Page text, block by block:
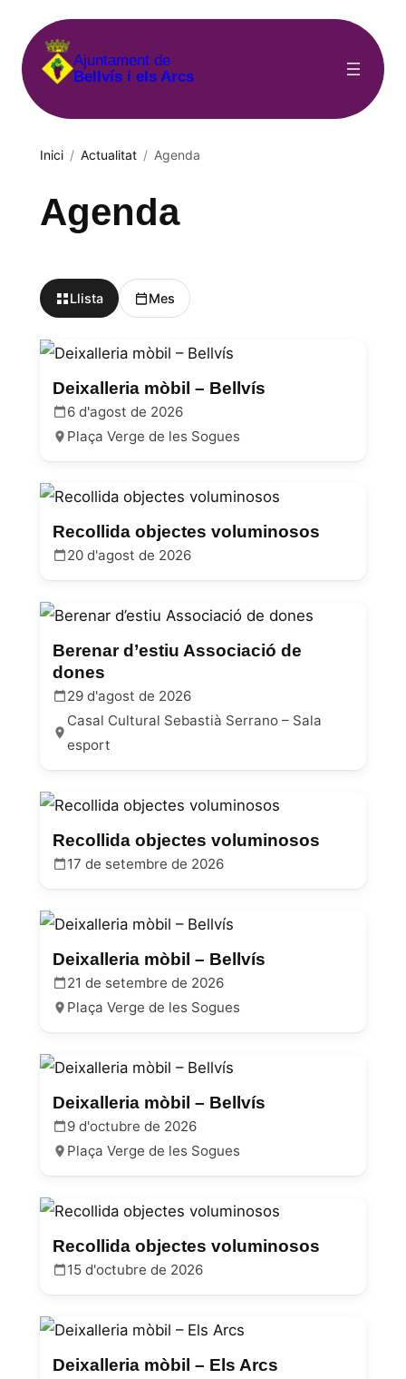
contingut
Ajuntament de
Bellvís i els Arcs
Inici / Actualitat / Agenda
Agenda
Llista Mes
Deixalleria mòbil – Bellvís
6 d'agost de 2026
Plaça Verge de les Sogues
Recollida objectes voluminosos
20 d'agost de 2026
Berenar d’estiu Associació de
dones
29 d'agost de 2026
Casal Cultural Sebastià Serrano – Sala
esport
Recollida objectes voluminosos
17 de setembre de 2026
Deixalleria mòbil – Bellvís
21 de setembre de 2026
Plaça Verge de les Sogues
Deixalleria mòbil – Bellvís
9 d'octubre de 2026
Plaça Verge de les Sogues
Recollida objectes voluminosos
15 d'octubre de 2026
Deixalleria mòbil – Els Arcs